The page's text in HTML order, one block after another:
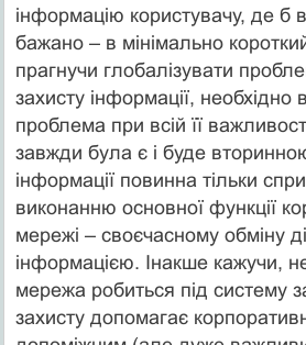
інформацію користувачу, де б
бажано – в мінімально
прагнучи глобалізувати
захисту інформації,
проблема при всій її
завжди була є і буде
інформації повинна тільки
виконанню основної функції
мережі – своєчасному обміну
інформацією. Інакше кажучи,
мережа робиться під систему
захисту допомагає